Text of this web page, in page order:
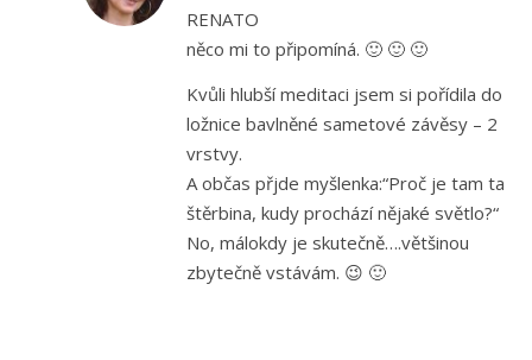
RENATO
něco mi to připomíná. 🙂 🙂 🙂
Kvůli hlubší meditaci jsem si pořídila do
ložnice bavlněné sametové závěsy – 2
vrstvy.
A občas přjde myšlenka:“Proč je tam ta
štěrbina, kudy prochází nějaké světlo?“
No, málokdy je skutečně….většinou
zbytečně vstávám. 😉 🙂